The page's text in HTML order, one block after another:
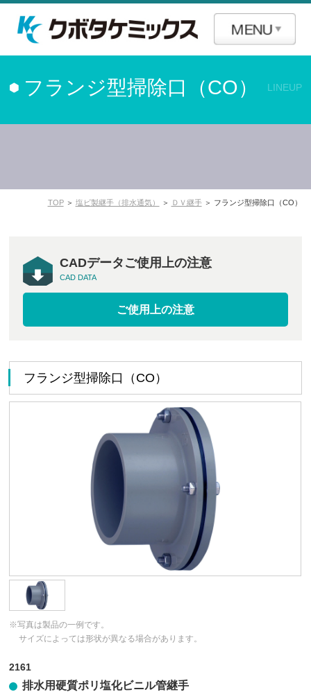
フランジ型掃除口（CO） LINEUP
TOP＞ 塩ビ製継手（排水通気） ＞ ＤＶ継手＞ フランジ型掃除口（CO）
CADデータご使用上の注意
CAD DATA
ご使用上の注意
フランジ型掃除口（CO）
※写真は製品の一例です。
サイズによっては形状が異なる場合があります。
2161
排水用硬質ポリ塩化ビニル管継手